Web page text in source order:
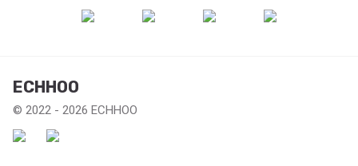
ECHHOO
© 2022 - 2026 ECHHOO